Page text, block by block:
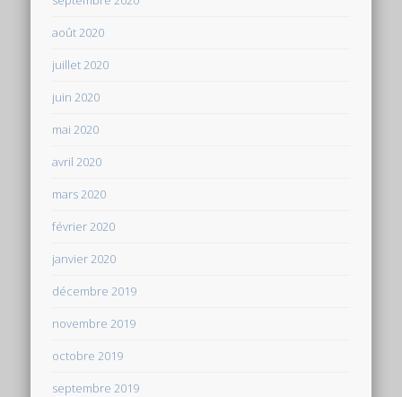
août 2020
juillet 2020
juin 2020
mai 2020
avril 2020
mars 2020
février 2020
janvier 2020
décembre 2019
novembre 2019
octobre 2019
septembre 2019